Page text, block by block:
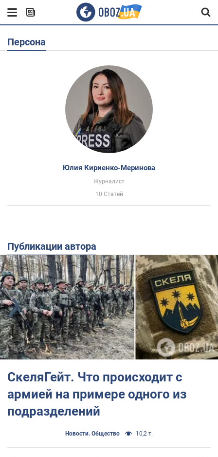
Персона
Юлия Кириенко-Меринова
Журналист
10 Статей
Публикации автора
СкеляГейт. Что происходит с
армией на примере одного из
подразделений
Новости. Общество 10,2 т.